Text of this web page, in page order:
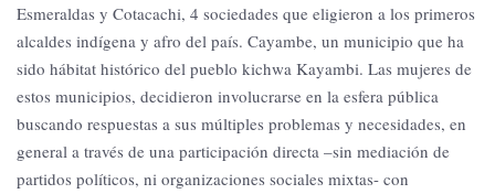
Esmeraldas y Cotacachi, 4 sociedades que eligieron a los primeros
alcaldes indígena y afro del país. Cayambe, un municipio que ha
sido hábitat histórico del pueblo kichwa Kayambi. Las mujeres de
estos municipios, decidieron involucrarse en la esfera pública
buscando respuestas a sus múltiples problemas y necesidades, en
general a través de una participación directa –sin mediación de
partidos políticos, ni organizaciones sociales mixtas- con